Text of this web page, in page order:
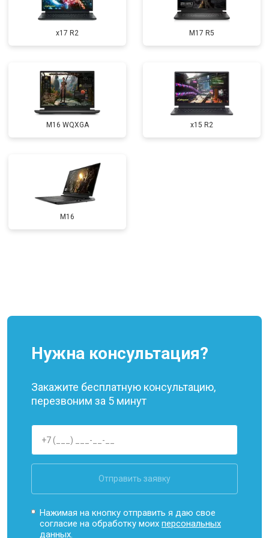
Прошивка BIOS от 1500 ₽ Заказать
Замена северного моста от 3500 ₽
x17 R2 M17 R5
M16 WQXGA x15 R2
M16
Нужна консультация?
Закажите бесплатную консультацию,
перезвоним за 5 минут
Отправить заявку
Нажимая на кнопку отправить я даю свое
согласие на обработку моихперсональных
данных.